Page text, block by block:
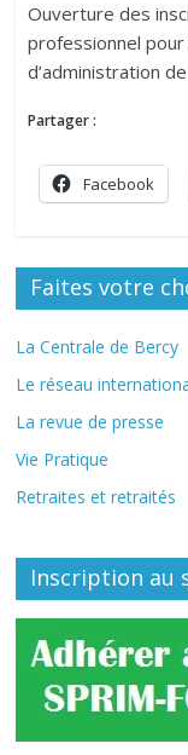
Ouverture des
professionnel pour
d’administration
Partager :
Facebook
Faites votre
La Centrale de Bercy
Le réseau
La revue de presse
Vie Pratique
Retraites et retraités
Inscription au